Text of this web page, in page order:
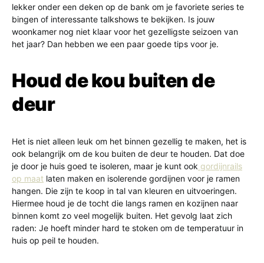
lekker onder een deken op de bank om je favoriete series te
bingen of interessante talkshows te bekijken. Is jouw
woonkamer nog niet klaar voor het gezelligste seizoen van
het jaar? Dan hebben we een paar goede tips voor je.
Houd de kou buiten de
deur
Het is niet alleen leuk om het binnen gezellig te maken, het is
ook belangrijk om de kou buiten de deur te houden. Dat doe
je door je huis goed te isoleren, maar je kunt ook gordijnrails
op maat laten maken en isolerende gordijnen voor je ramen
hangen. Die zijn te koop in tal van kleuren en uitvoeringen.
Hiermee houd je de tocht die langs ramen en kozijnen naar
binnen komt zo veel mogelijk buiten. Het gevolg laat zich
raden: Je hoeft minder hard te stoken om de temperatuur in
huis op peil te houden.